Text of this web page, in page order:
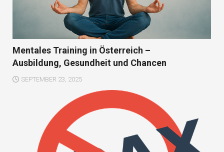
Mentales Training in Österreich –
Ausbildung, Gesundheit und Chancen
SEPTEMBER 23, 2025